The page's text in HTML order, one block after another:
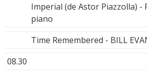
Imperial (de Astor Piazzolla) -
piano
Time Remembered - BILL
08.30